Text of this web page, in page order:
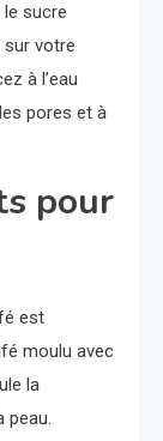
le sucre
sur votre
à l’eau
pores et à
pour
est
moulu avec
la
peau.